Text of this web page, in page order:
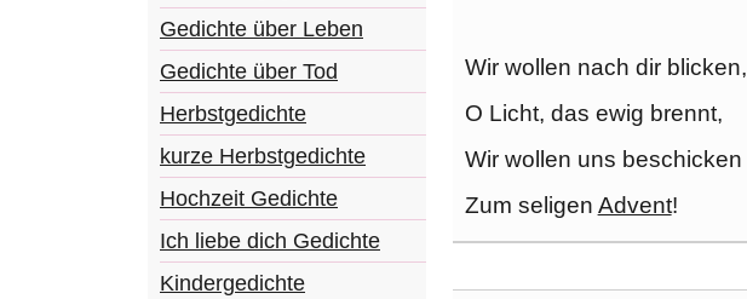
Gedichte über Leben
Gedichte über Tod
Herbstgedichte
kurze Herbstgedichte
Hochzeit Gedichte
Ich liebe dich Gedichte
Kindergedichte
Wir wollen nach dir blicken,
O Licht, das ewig brennt,
Wir wollen uns beschicken
Zum seligen Advent!